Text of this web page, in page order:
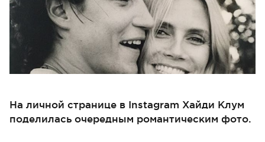
На личной странице в Instagram Хайди Клум
поделилась очередным романтическим фото.